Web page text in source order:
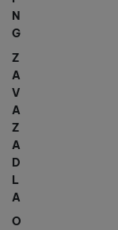
N
G
Z
A
V
A
Z
A
D
L
A
O